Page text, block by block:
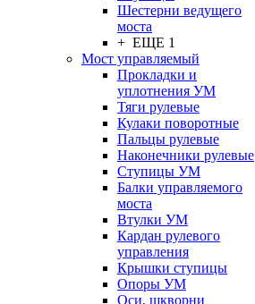
Шестерни ведущего
моста
+ ЕЩЕ 1
Мост управляемый
Прокладки и
уплотнения УМ
Тяги рулевые
Кулаки поворотные
Пальцы рулевые
Наконечники рулевые
Ступицы УМ
Балки управляемого
моста
Втулки УМ
Кардан рулевого
управления
Крышки ступицы
Опоры УМ
Оси, шкворни